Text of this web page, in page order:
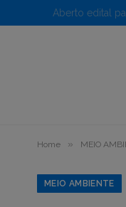
Home » MEIO
MEIO AMBIENTE